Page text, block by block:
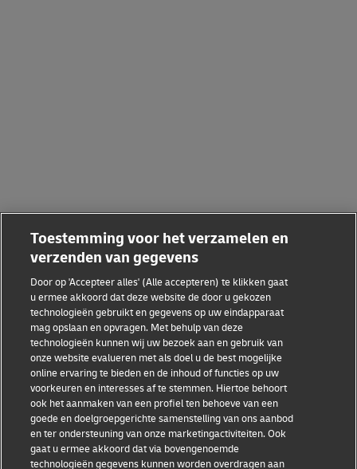
Toestemming voor het verzamelen en
verzenden van gegevens
Door op 'Accepteer alles' (Alle accepteren) te klikken gaat
u ermee akkoord dat deze website de door u gekozen
technologieën gebruikt en gegevens op uw eindapparaat
mag opslaan en opvragen. Met behulp van deze
technologieën kunnen wij uw bezoek aan en gebruik van
onze website evalueren met als doel u de best mogelijke
online ervaring te bieden en de inhoud of functies op uw
voorkeuren en interesses af te stemmen. Hiertoe behoort
ook het aanmaken van een profiel ten behoeve van een
goede en doelgroepgerichte samenstelling van ons aanbod
en ter ondersteuning van onze marketingactiviteiten. Ook
gaat u ermee akkoord dat via bovengenoemde
technologieën gegevens kunnen worden overdragen aan